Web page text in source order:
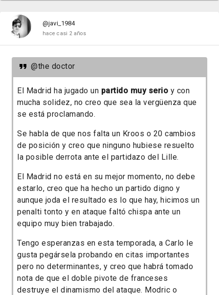
@javi_1984
hace casi 2 años
@the doctor
El Madrid ha jugado un partido muy serio y con
mucha solidez, no creo que sea la vergüenza que
se está proclamando.
Se habla de que nos falta un Kroos o 20 cambios
de posición y creo que ninguno hubiese resuelto
la posible derrota ante el partidazo del Lille.
El Madrid no está en su mejor momento, no debe
estarlo, creo que ha hecho un partido digno y
aunque joda el resultado es lo que hay, hicimos un
penalti tonto y en ataque faltó chispa ante un
equipo muy bien trabajado.
Tengo esperanzas en esta temporada, a Carlo le
gusta pegársela probando en citas importantes
pero no determinantes, y creo que habrá tomado
nota de que el doble pivote de franceses
destruye el dinamismo del ataque. Modric o